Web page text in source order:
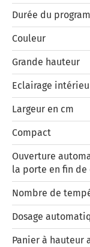
Durée du
Couleur
Grande hauteur
Eclairage
Largeur en cm
Compact
Ouverture
la porte en fin de
Nombre de
Dosage
Panier à hauteur